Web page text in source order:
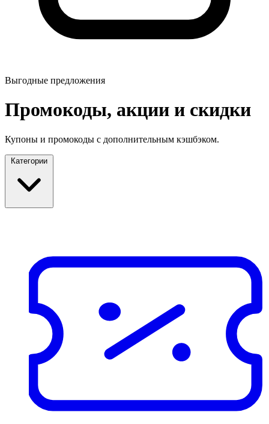
Выгодные предложения
Промокоды, акции и скидки
Купоны и промокоды с дополнительным кэшбэком.
Категории